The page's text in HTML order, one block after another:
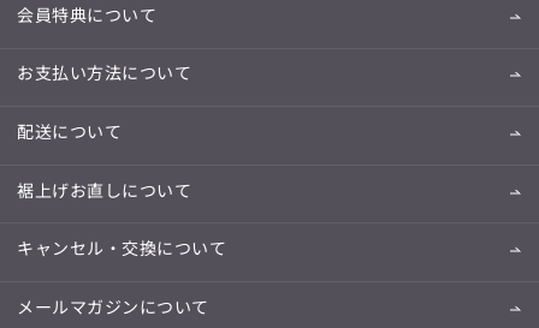
会員特典について
お支払い方法について
配送について
裾上げお直しについて
キャンセル・交換について
メールマガジンについて